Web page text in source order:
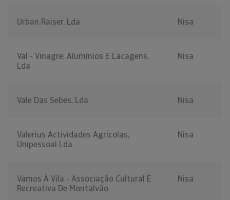
Urban Raiser, Lda Nisa
Val - Vinagre, Alumínios E Lacagens,
Lda
Nisa
Vale Das Sebes, Lda Nisa
Valerius Actividades Agrícolas,
Unipessoal Lda
Nisa
Vamos À Vila - Associação Cultural E
Recreativa De Montalvão
Nisa